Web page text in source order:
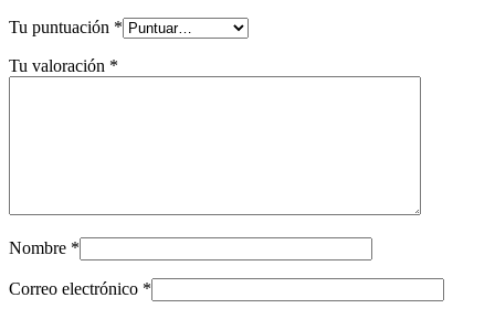
Tu puntuación *
Tu valoración *
Nombre *
Correo electrónico *